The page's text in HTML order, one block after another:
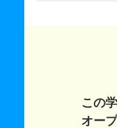
この
オー